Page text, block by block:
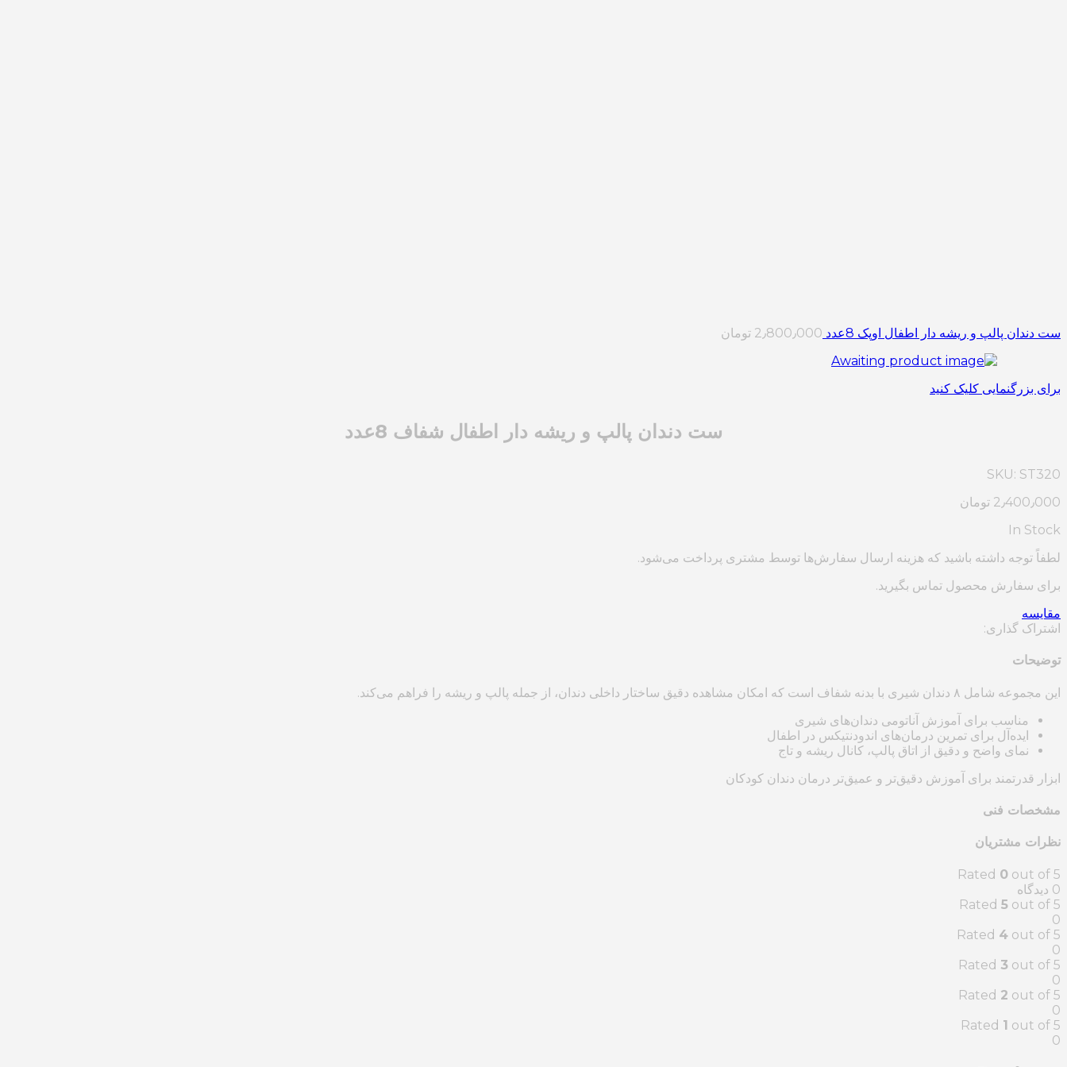
ست دندان پالپ و ریشه دار اطفال اوپک 8عدد 2٫800٫000 تومان
برای بزرگنمایی کلیک کنید
ست دندان پالپ و ریشه دار اطفال شفاف 8عدد
SKU: ST320
2٫400٫000 تومان
In Stock
لطفاً توجه داشته باشید که هزینه ارسال سفارش‌ها توسط مشتری پرداخت می‌شود.
برای سفارش محصول تماس بگیرید.
مقایسه
اشتراک گذاری:
توضیحات
این مجموعه شامل ۸ دندان شیری با بدنه شفاف است که امکان مشاهده دقیق ساختار داخلی دندان، از جمله پالپ و ریشه را فراهم می‌کند.
مناسب برای آموزش آناتومی دندان‌های شیری
ایده‌آل برای تمرین درمان‌های اندودنتیکس در اطفال
نمای واضح و دقیق از اتاق پالپ، کانال ریشه و تاج
ابزار قدرتمند برای آموزش دقیق‌تر و عمیق‌تر درمان دندان کودکان
مشخصات فنی
نظرات مشتریان
Rated 0 out of 5
‫0 دیدگاه
Rated 5 out of 5
0
Rated 4 out of 5
0
Rated 3 out of 5
0
Rated 2 out of 5
0
Rated 1 out of 5
0